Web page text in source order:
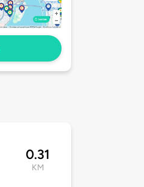
0.31
KM